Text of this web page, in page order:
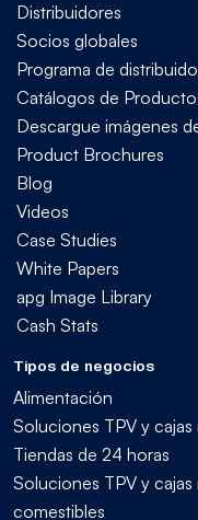
Distribuidores
Socios globales
Programa de
Catálogos de
Descargue imágenes
Product Brochures
Blog
Videos
Case Studies
White Papers
apg Image Library
Cash Stats
Tipos de negocios
Alimentación
Soluciones TPV y cajas
Tiendas de 24 horas
Soluciones TPV y
comestibles